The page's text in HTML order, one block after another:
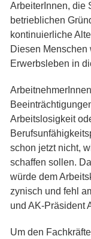
ArbeiterInnen, die
betrieblichen
kontinuierliche
Diesen Menschen
Erwerbsleben in
Arbeitslosigkeit
schon jetzt nicht,
schaffen sollen.
würde dem
zynisch und fehl
und AK-Präsident
Um den